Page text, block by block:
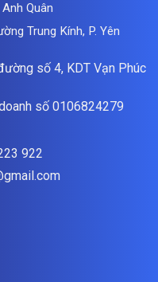
Quân
Trung Kính, P. Yên
số 4, KDT Vạn Phúc
số 0106824279
922